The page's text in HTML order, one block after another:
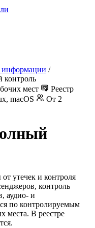
информации /
контроль
мест
Реестр
macOS
От 2
утечек и контроля
контроль
аудио- и
по контролируемым
места. В реестре